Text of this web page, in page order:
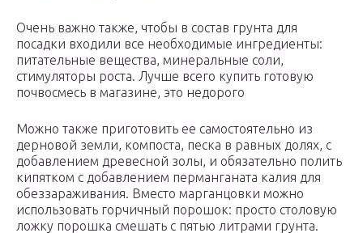
Очень важно также, чтобы в состав грунта для
посадки входили все необходимые ингредиенты:
питательные вещества, минеральные соли,
стимуляторы роста. Лучше всего купить готовую
почвосмесь в магазине, это недорого
Можно также приготовить ее самостоятельно из
дерновой земли, компоста, песка в равных долях, с
добавлением древесной золы, и обязательно полить
кипятком с добавлением перманганата калия для
обеззараживания. Вместо марганцовки можно
использовать горчичный порошок: просто столовую
ложку порошка смешать с пятью литрами грунта.